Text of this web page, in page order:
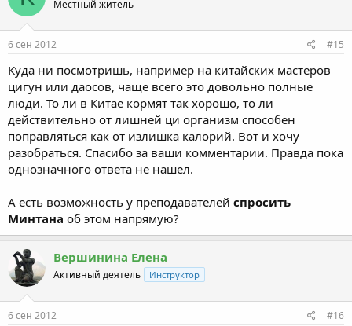
Местный житель
6 сен 2012 #15
Куда ни посмотришь, например на китайских мастеров
цигун или даосов, чаще всего это довольно полные
люди. То ли в Китае кормят так хорошо, то ли
действительно от лишней ци организм способен
поправляться как от излишка калорий. Вот и хочу
разобраться. Спасибо за ваши комментарии. Правда пока
однозначного ответа не нашел.
А есть возможность у преподавателей спросить
Минтана об этом напрямую?
Вершинина Елена
Активный деятель Инструктор
6 сен 2012 #16